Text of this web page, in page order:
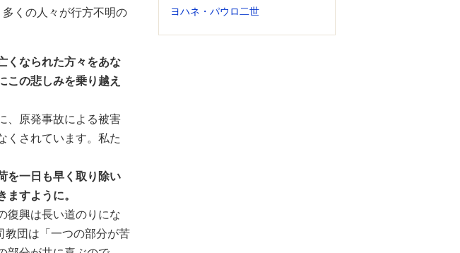
くの人々が行方不明の
くなられた方々をあな
この悲しみを乗り越え
、原発事故による被害
くされています。私た
を一日も早く取り除い
すように。
復興は長い道のりにな
教団は「一つの部分が苦
ヨハネ・パウロ二世